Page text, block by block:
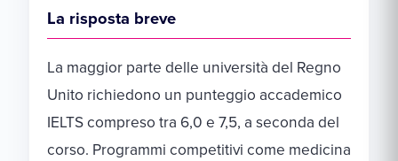
La risposta breve
La maggior parte delle università del Regno
Unito richiedono un punteggio accademico
IELTS compreso tra 6,0 e 7,5, a seconda del
corso. Programmi competitivi come medicina